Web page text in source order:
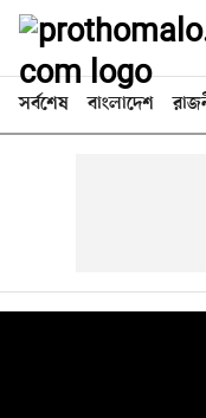
সর্বশেষ বাংলাদেশ